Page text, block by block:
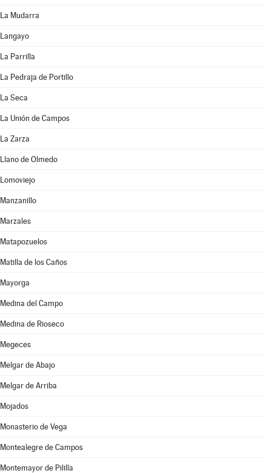
La Mudarra
Langayo
La Parrilla
La Pedraja de Portillo
La Seca
La Unión de Campos
La Zarza
Llano de Olmedo
Lomoviejo
Manzanillo
Marzales
Matapozuelos
Matilla de los Caños
Mayorga
Medina del Campo
Medina de Rioseco
Megeces
Melgar de Abajo
Melgar de Arriba
Mojados
Monasterio de Vega
Montealegre de Campos
Montemayor de Pililla